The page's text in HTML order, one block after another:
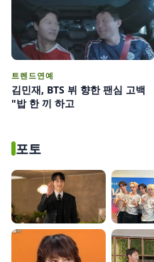
트렌드연예
김민재, BTS 뷔 향한 팬심 고백
"밥 한 끼 하고
포토